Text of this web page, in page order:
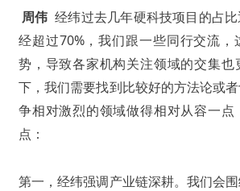
周伟 经纬过去几年硬科技项目的占
经超过70%，我们跟一些同行交流，
势，导致各家机构关注领域的交集也
下，我们需要找到比较好的方法论或
争相对激烈的领域做得相对从容一点
点：
第一，经纬强调产业链深耕。我们会